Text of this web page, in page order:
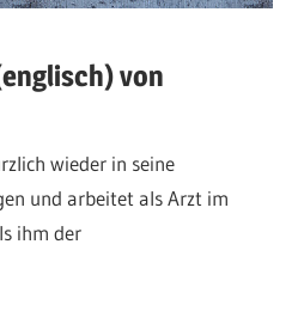
von
wieder in seine
und arbeitet als Arzt im
ihm der